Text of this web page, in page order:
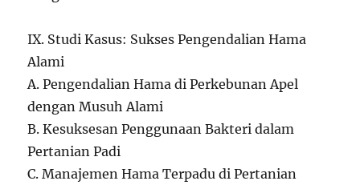
IX. Studi Kasus: Sukses Pengendalian Hama
Alami
A. Pengendalian Hama di Perkebunan Apel
dengan Musuh Alami
B. Kesuksesan Penggunaan Bakteri dalam
Pertanian Padi
C. Manajemen Hama Terpadu di Pertanian